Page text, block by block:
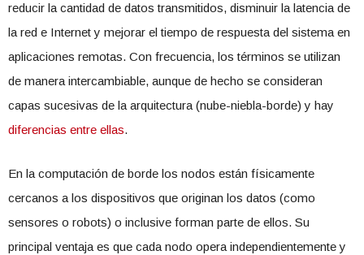
reducir la cantidad de datos transmitidos, disminuir la latencia de
la red e Internet y mejorar el tiempo de respuesta del sistema en
aplicaciones remotas. Con frecuencia, los términos se utilizan
de manera intercambiable, aunque de hecho se consideran
capas sucesivas de la arquitectura (nube-niebla-borde) y hay
diferencias entre ellas.
En la computación de borde los nodos están físicamente
cercanos a los dispositivos que originan los datos (como
sensores o robots) o inclusive forman parte de ellos. Su
principal ventaja es que cada nodo opera independientemente y